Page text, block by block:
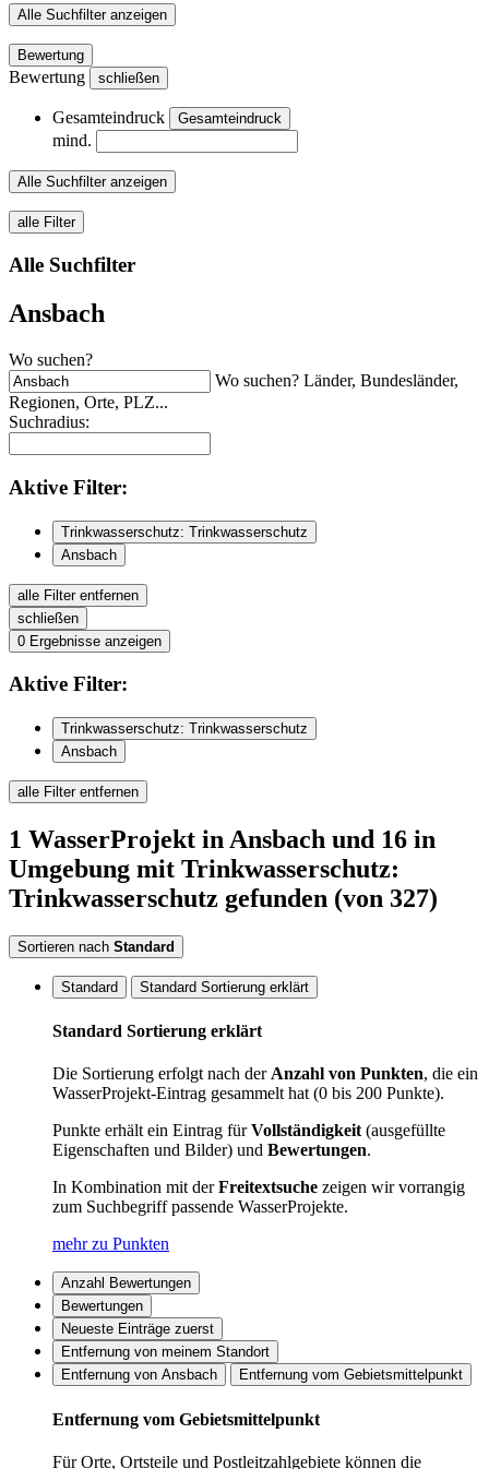
Alle Suchfilter anzeigen
Bewertung
Bewertung schließen
Gesamteindruck Gesamteindruck
mind.
Alle Suchfilter anzeigen
alle Filter
Alle Suchfilter
Ansbach
Wo suchen?
Wo suchen? Länder, Bundesländer,
Regionen, Orte, PLZ...
Suchradius:
Aktive Filter:
Trinkwasserschutz: Trinkwasserschutz
Ansbach
alle Filter entfernen
schließen
0 Ergebnisse anzeigen
Aktive Filter:
Trinkwasserschutz: Trinkwasserschutz
Ansbach
alle Filter entfernen
1 WasserProjekt in Ansbach und 16 in
Umgebung mit Trinkwasserschutz:
Trinkwasserschutz gefunden (von 327)
Sortieren nach Standard
Standard Standard Sortierung erklärt
Standard Sortierung erklärt
Die Sortierung erfolgt nach derAnzahl von Punkten, die ein
WasserProjekt-Eintrag gesammelt hat (0 bis 200 Punkte).
Punkte erhält ein Eintrag fürVollständigkeit(ausgefüllte
Eigenschaften und Bilder) und Bewertungen.
In Kombination mit derFreitextsuche zeigen wir vorrangig
zum Suchbegriff passende WasserProjekte.
mehr zu Punkten
Anzahl Bewertungen
Bewertungen
Neueste Einträge zuerst
Entfernung von meinem Standort
Entfernung von Ansbach
Entfernung vom Gebietsmittelpunkt
Entfernung vom Gebietsmittelpunkt
Für Orte, Ortsteile und Postleitzahlgebiete können die